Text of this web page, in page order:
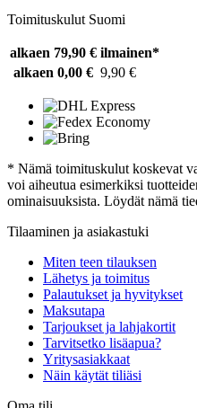
Toimituskulut Suomi
alkaen 79,90 € ilmainen*
alkaen 0,00 € 9,90 €
* Nämä toimituskulut koskevat
voi aiheutua esimerkiksi
ominaisuuksista. Löydät nämä
Tilaaminen ja asiakastuki
Miten teen tilauksen
Lähetys ja toimitus
Palautukset ja hyvitykset
Maksutapa
Tarjoukset ja lahjakortit
Tarvitsetko lisäapua?
Yritysasiakkaat
Näin käytät tiliäsi